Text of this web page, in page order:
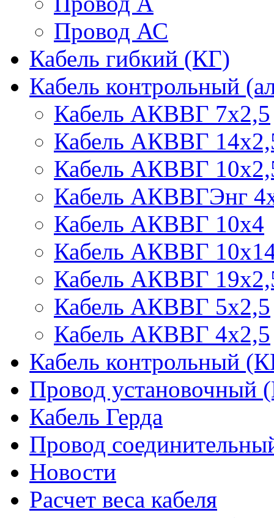
Провод АС
Кабель гибкий (КГ)
Кабель контрольный
Кабель АКВВГ 7х2,5
Кабель АКВВГ
Кабель АКВВГ
Кабель АКВВГЭнг
Кабель АКВВГ 10х4
Кабель АКВВГ
Кабель АКВВГ
Кабель АКВВГ 5х2,5
Кабель АКВВГ 4х2,5
Кабель контрольный
Провод
Кабель Герда
Провод
Новости
Расчет веса кабеля